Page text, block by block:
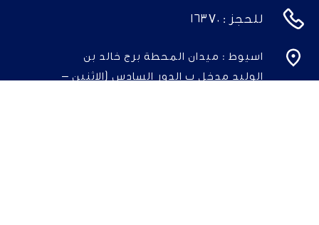
للحجز : ١٦٣٧٠
اسيوط : ميدان المحطة برج خالد بن
الوليد مدخل ب الدور السادس (الاثنين –